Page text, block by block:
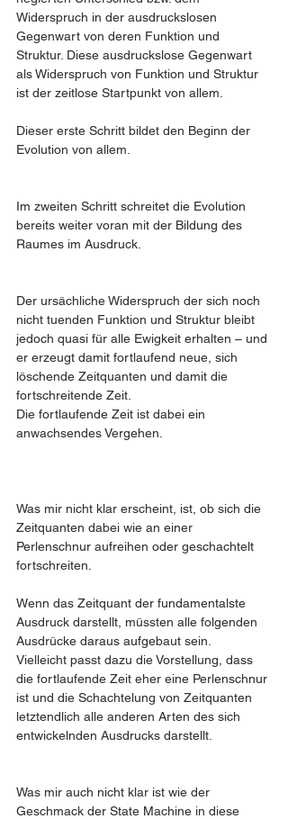
Widerspruch in der ausdruckslosen
Gegenwart von deren Funktion und
Struktur. Diese ausdruckslose Gegenwart
als Widerspruch von Funktion und Struktur
ist der zeitlose Startpunkt von allem.
Dieser erste Schritt bildet den Beginn der
Evolution von allem.
Im zweiten Schritt schreitet die Evolution
bereits weiter voran mit der Bildung des
Raumes im Ausdruck.
Der ursächliche Widerspruch der sich noch
nicht tuenden Funktion und Struktur bleibt
jedoch quasi für alle Ewigkeit erhalten – und
er erzeugt damit fortlaufend neue, sich
löschende Zeitquanten und damit die
fortschreitende Zeit.
Die fortlaufende Zeit ist dabei ein
anwachsendes Vergehen.
Was mir nicht klar erscheint, ist, ob sich die
Zeitquanten dabei wie an einer
Perlenschnur aufreihen oder geschachtelt
fortschreiten.
Wenn das Zeitquant der fundamentalste
Ausdruck darstellt, müssten alle folgenden
Ausdrücke daraus aufgebaut sein.
Vielleicht passt dazu die Vorstellung, dass
die fortlaufende Zeit eher eine Perlenschnur
ist und die Schachtelung von Zeitquanten
letztendlich alle anderen Arten des sich
entwickelnden Ausdrucks darstellt.
Was mir auch nicht klar ist wie der
Geschmack der State Machine in diese